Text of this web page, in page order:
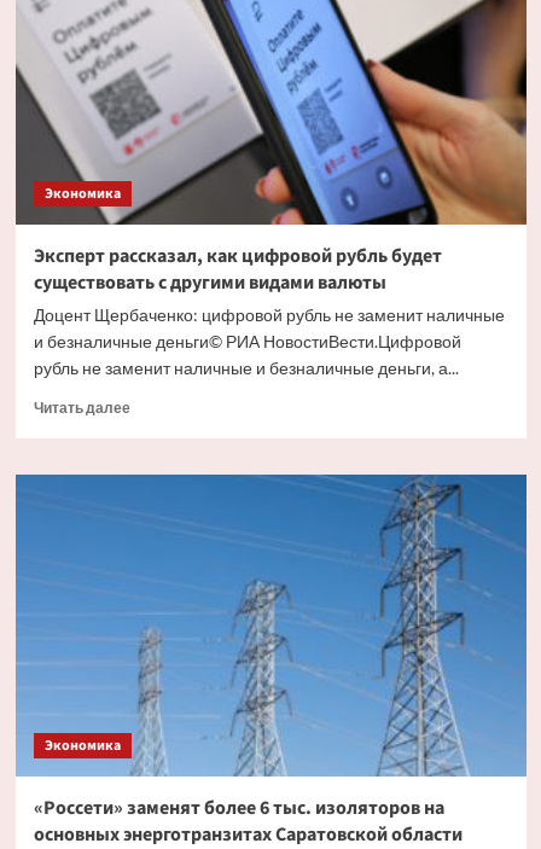
обналичивания
вкладов
Экономика
Эксперт рассказал, как цифровой рубль будет
существовать с другими видами валюты
Доцент Щербаченко: цифровой рубль не заменит наличные
и безналичные деньги© РИА НовостиВести.Цифровой
рубль не заменит наличные и безналичные деньги, а...
Читать далееПрочитать
Эксперт
существовать
другими
видами
валюты
Экономика
«Россети» заменят более 6 тыс. изоляторов на
основных энерготранзитах Саратовской области